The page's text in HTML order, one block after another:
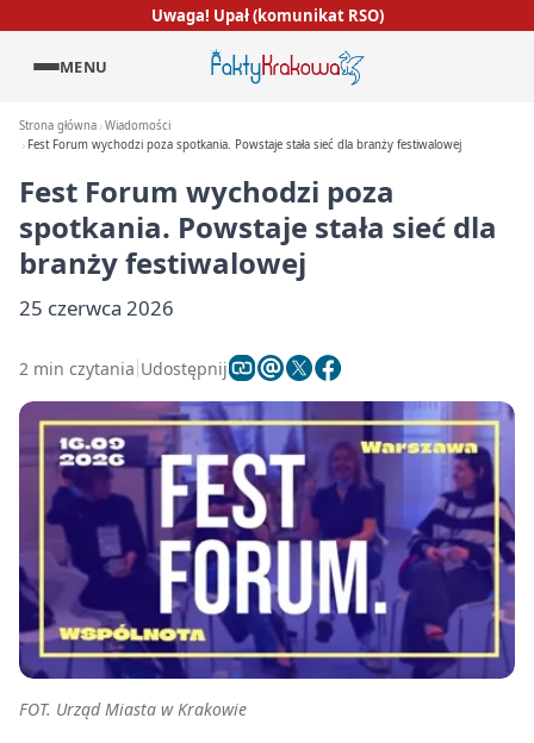
Uwaga! Upał (komunikat RSO)
MENU
Strona główna Wiadomości
Fest Forum wychodzi poza spotkania. Powstaje stała sieć dla branży festiwalowej
Fest Forum wychodzi poza
spotkania. Powstaje stała sieć dla
branży festiwalowej
25 czerwca 2026
2 min czytania Udostępnij
FOT. Urząd Miasta w Krakowie